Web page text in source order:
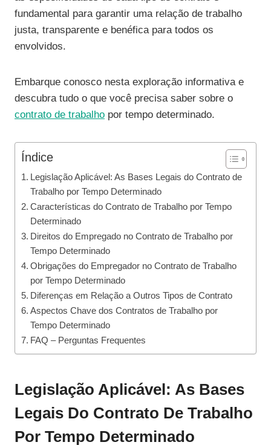
fundamental para garantir uma relação de trabalho
justa, transparente e benéfica para todos os
envolvidos.
Embarque conosco nesta exploração informativa e
descubra tudo o que você precisa saber sobre o
contrato de trabalho por tempo determinado.
Índice
Legislação Aplicável: As Bases Legais do Contrato de
Trabalho por Tempo Determinado
Características do Contrato de Trabalho por Tempo
Determinado
Direitos do Empregado no Contrato de Trabalho por
Tempo Determinado
Obrigações do Empregador no Contrato de Trabalho
por Tempo Determinado
Diferenças em Relação a Outros Tipos de Contrato
Aspectos Chave dos Contratos de Trabalho por
Tempo Determinado
FAQ – Perguntas Frequentes
Legislação Aplicável: As Bases
Legais Do Contrato De Trabalho
Por Tempo Determinado